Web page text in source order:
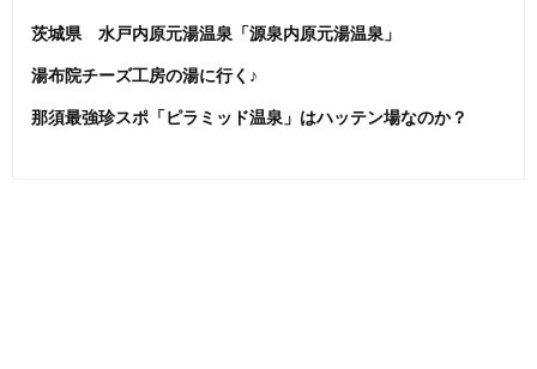
茨城県 水戸内原元湯温泉「源泉内原元湯温泉」
湯布院チーズ工房の湯に行く♪
那須最強珍スポ「ピラミッド温泉」はハッテン場なのか？